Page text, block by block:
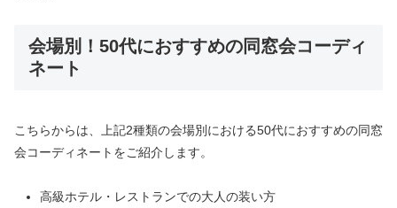
会場別！50代におすすめの同窓会コーディ
ネート
こちらからは、上記2種類の会場別における50代におすすめの同窓
会コーディネートをご紹介します。
高級ホテル・レストランでの大人の装い方